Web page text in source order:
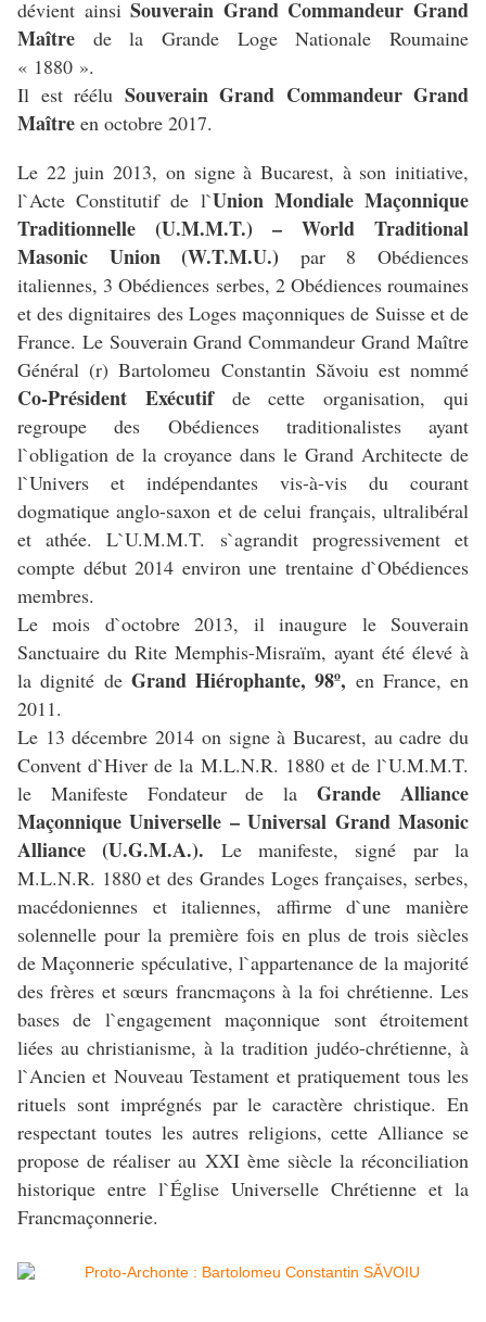
dévient ainsiSouverain Grand Commandeur Grand
Maître de la Grande Loge Nationale Roumaine
« 1880 ».
Il est réélu Souverain Grand Commandeur Grand
Maître en octobre 2017.
Le 22 juin 2013, on signe à Bucarest, à son initiative,
l`Acte Constitutif de l`Union Mondiale Maçonnique
Traditionnelle (U.M.M.T.) – World Traditional
Masonic Union (W.T.M.U.) par 8 Obédiences
italiennes, 3 Obédiences serbes, 2 Obédiences roumaines
et des dignitaires des Loges maçonniques de Suisse et de
France. Le Souverain Grand Commandeur Grand Maître
Général (r) Bartolomeu Constantin Săvoiu est nommé
Co-Président Exécutifde cette organisation, qui
regroupe des Obédiences traditionalistes ayant
l`obligation de la croyance dans le Grand Architecte de
l`Univers et indépendantes vis-à-vis du courant
dogmatique anglo-saxon et de celui français, ultralibéral
et athée. L`U.M.M.T. s`agrandit progressivement et
compte début 2014 environ une trentaine d`Obédiences
membres.
Le mois d`octobre 2013, il inaugure le Souverain
Sanctuaire du Rite Memphis-Misraïm, ayant été élevé à
la dignité de Grand Hiérophante, 98º, en France, en
2011.
Le 13 décembre 2014 on signe à Bucarest, au cadre du
Convent d`Hiver de la M.L.N.R. 1880 et de l`U.M.M.T.
le Manifeste Fondateur de laGrande Alliance
Maçonnique Universelle – Universal Grand Masonic
Alliance (U.G.M.A.). Le manifeste, signé par la
M.L.N.R. 1880 et des Grandes Loges françaises, serbes,
macédoniennes et italiennes, affirme d`une manière
solennelle pour la première fois en plus de trois siècles
de Maçonnerie spéculative, l`appartenance de la majorité
des frères et sœurs francmaçons à la foi chrétienne. Les
bases de l`engagement maçonnique sont étroitement
liées au christianisme, à la tradition judéo-chrétienne, à
l`Ancien et Nouveau Testament et pratiquement tous les
rituels sont imprégnés par le caractère christique. En
respectant toutes les autres religions, cette Alliance se
propose de réaliser au XXI ème siècle la réconciliation
historique entre l`Église Universelle Chrétienne et la
Francmaçonnerie.